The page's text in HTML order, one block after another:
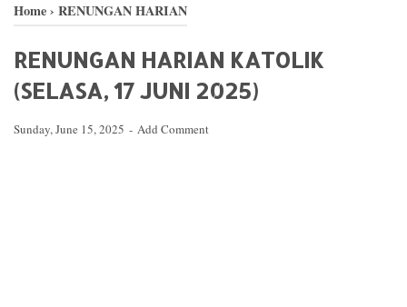
Home› RENUNGAN HARIAN
RENUNGAN HARIAN KATOLIK
(SELASA, 17 JUNI 2025)
Sunday, June 15, 2025 Add Comment